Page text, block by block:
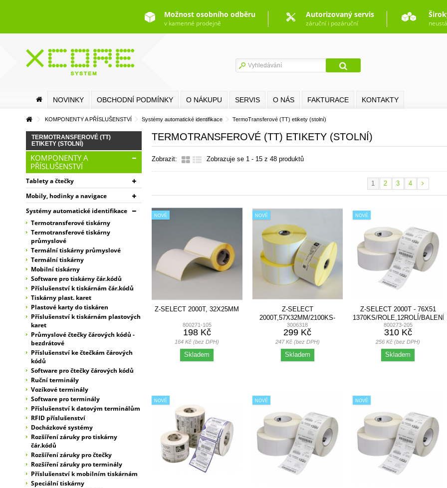
Možnost osobního odběru
v kamenné prodejně
Autorizovaný servis
záruční i pozáruční
NOVINKY OBCHODNÍ PODMÍNKY O NÁKUPU SERVIS O NÁS FAKTURACE KONTAKTY
KOMPONENTY A PŘÍSLUŠENSTVÍ Systémy automatické identifikace TermoTransferové (TT) etikety (stolní)
TERMOTRANSFEROVÉ (TT) ETIKETY (STOLNÍ)
Zobrazit: Zobrazuje se 1 - 15 z 48 produktů
1 2 3 4
NOVÉ
Z-SELECT 2000T, 32X25MM
800271-105
198 Kč
164 Kč (bez DPH)
Skladem
NOVÉ
Z-SELECT
2000T,57X32MM/2100KS-
ROLE
3006318
299 Kč
247 Kč (bez DPH)
Skladem
NOVÉ
Z-SELECT 2000T - 76X51
1370KS/ROLE,12ROLÍ/BALENÍ
800273-205
310 Kč
256 Kč (bez DPH)
Skladem
NOVÉ NOVÉ NOVÉ
TERMOTRANSFEROVÉ (TT)
ETIKETY (STOLNÍ)
KOMPONENTY A
PŘÍSLUŠENSTVÍ
Tablety a čtečky
Mobily, hodinky a navigace
Systémy automatické identifikace
Termotransferové tiskárny
Termotransferové tiskárny
průmyslové
Termální tiskárny průmyslové
Termální tiskárny
Mobilní tiskárny
Software pro tiskárny čár.kódů
Příslušenství k tiskárnám čár.kódů
Tiskárny plast. karet
Plastové karty do tiskáren
Příslušenství k tiskárnám plastových
karet
Průmyslové čtečky čárových kódů -
bezdrátové
Příslušenství ke čtečkám čárových
kódů
Software pro čtečky čárových kódů
Ruční terminály
Vozíkové terminály
Software pro terminály
Příslušenství k datovým terminálům
RFID příslušenství
Docházkové systémy
Rozšíření záruky pro tiskárny
čár.kódů
Rozšíření záruky pro čtečky
Rozšíření záruky pro terminály
Příslušenství k mobilním tiskárnám
Speciální tiskárny